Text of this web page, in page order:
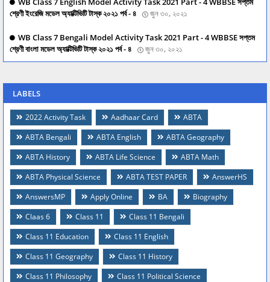
শ্রেণী ইংরেজি মডেল অ্যাক্টিভিটি টাস্ক ২০২১ পর্ব - ৪
জুন ৩০, ২০২১
WB Class 7 Bengali Model Activity Task 2021 Part - 4 WBBSE সপ্তম
শ্রেণী বাংলা মডেল অ্যাক্টিভিটি টাস্ক ২০২১ পর্ব - ৪
জুন ৩০, ২০২১
LABELS
2022 Activity Task Aadhaar Card
ABTA
ABTA Bengali
ABTA English
ABTA Geography
ABTA History
ABTA Life Science
ABTA Math
ABTA Physical Science
ABTA TEST PAPER
AnswerHS
AnswersMP
Apply Online BA
Biography
Claas 6
Class 11
Class 11 Bengali
Class 11 Education
Class 11 English
Class 11 Geography
Class 11 History
Class 11 Philosophy
Class 11 Political Science